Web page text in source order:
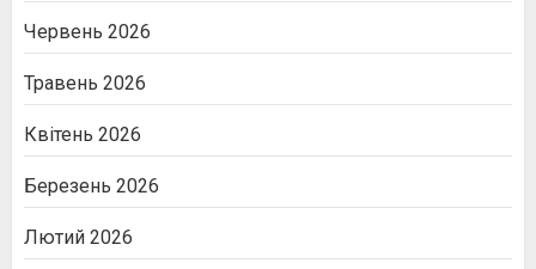
Червень 2026
Травень 2026
Квітень 2026
Березень 2026
Лютий 2026